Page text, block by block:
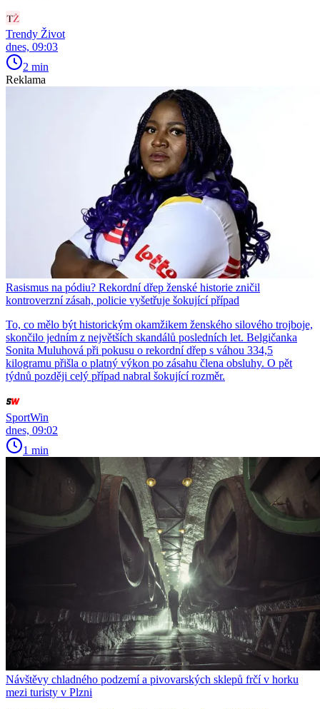
Trendy Život
dnes, 09:03
2 min
Reklama
Rasismus na pódiu? Rekordní dřep ženské historie zničil
kontroverzní zásah, policie vyšetřuje šokující případ
To, co mělo být historickým okamžikem ženského silového trojboje,
skončilo jedním z největších skandálů posledních let. Belgičanka
Sonita Muluhová při pokusu o rekordní dřep s váhou 334,5
kilogramu přišla o platný výkon po zásahu člena obsluhy. O pět
týdnů později celý případ nabral šokující rozměr.
SportWin
dnes, 09:02
1 min
Návštěvy chladného podzemí a pivovarských sklepů frčí v horku
mezi turisty v Plzni